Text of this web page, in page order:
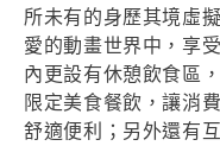
所未有的身歷其境虛
愛的動畫世界中，享
內更設有休憩飲食區
限定美食餐飲，讓消
舒適便利；另外還有